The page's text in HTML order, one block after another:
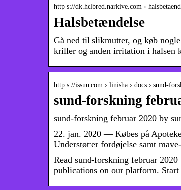
http s://dk.helbred.narkive.com ›
Halsbetændelse
Gå ned til slikmutter, og køb
kriller og anden irritation i halsen
http s://issuu.com › linisha › docs › sund-
sund-forskning
sund-forskning februar 2020 by
22. jan. 2020 — Købes på
Understøtter fordøjelse samt
Read sund-forskning februar
publications on our platform. Start